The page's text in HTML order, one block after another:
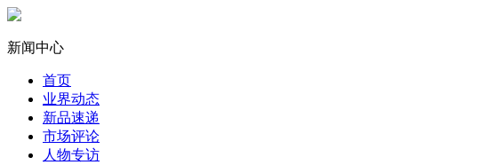
新闻中心
首页
业界动态
新品速递
市场评论
人物专访